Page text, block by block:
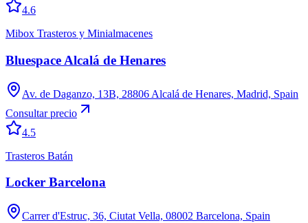
4.6
Mibox Trasteros y Minialmacenes
Bluespace Alcalá de Henares
Av. de Daganzo, 13B, 28806 Alcalá de Henares, Madrid, Spain
Consultar precio
4.5
Trasteros Batán
Locker Barcelona
Carrer d'Estruc, 36, Ciutat Vella, 08002 Barcelona, Spain